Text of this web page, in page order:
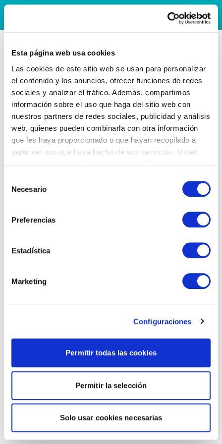
Esta página web usa cookies
Las cookies de este sitio web se usan para personalizar
el contenido y los anuncios, ofrecer funciones de redes
sociales y analizar el tráfico. Además, compartimos
información sobre el uso que haga del sitio web con
nuestros partners de redes sociales, publicidad y análisis
web, quienes pueden combinarla con otra información
que les haya proporcionado o que hayan recopilado a
partir del uso que haya hecho de sus servicios. Usted
Necesario
Preferencias
Estadística
Marketing
Configuraciones
Permitir todas las cookies
Permitir la selección
Solo usar cookies necesarias